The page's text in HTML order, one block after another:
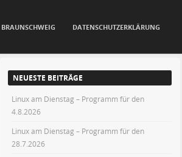
BRAUNSCHWEIG DATENSCHUTZERKLÄRUNG
NEUESTE BEITRÄGE
Linux am Dienstag – Programm für den
4.8.2026
Linux am Dienstag – Programm für den
28.7.2026